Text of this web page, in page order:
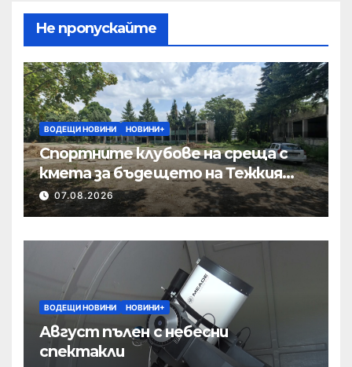
Не пропускайте
ВОДЕЩИ НОВИНИ НОВИНИ+
Спортните клубове на среща с
кмета за бъдещето на Тежкия
полк
07.08.2026
ВОДЕЩИ НОВИНИ НОВИНИ+
Август пълен с небесни
спектакли